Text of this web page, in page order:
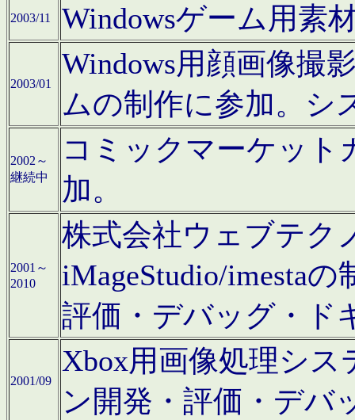
2003/11 Windowsゲーム用素
2003/01
Windows用顔画像撮
ムの制作に参加。シ
2002～
継続中
コミックマーケット
加。
2001～
2010
株式会社ウェブテク
iMageStudio/imesta
評価・デバッグ・ド
2001/09
Xbox用画像処理シ
ン開発・評価・デバ